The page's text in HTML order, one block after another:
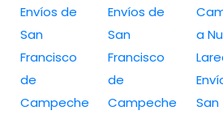
Envíos de
San
Francisco
de
Campeche
Envíos de
San
Francisco
de
Campeche
a
San